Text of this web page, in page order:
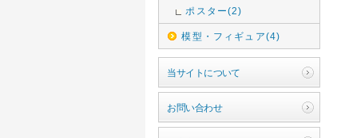
ポスター(2)
模型・フィギュア(4)
当サイトについて
お問い合わせ